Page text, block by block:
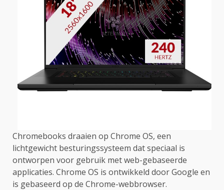
Chromebooks draaien op Chrome OS, een
lichtgewicht besturingssysteem dat speciaal is
ontworpen voor gebruik met web-gebaseerde
applicaties. Chrome OS is ontwikkeld door Google en
is gebaseerd op de Chrome-webbrowser.